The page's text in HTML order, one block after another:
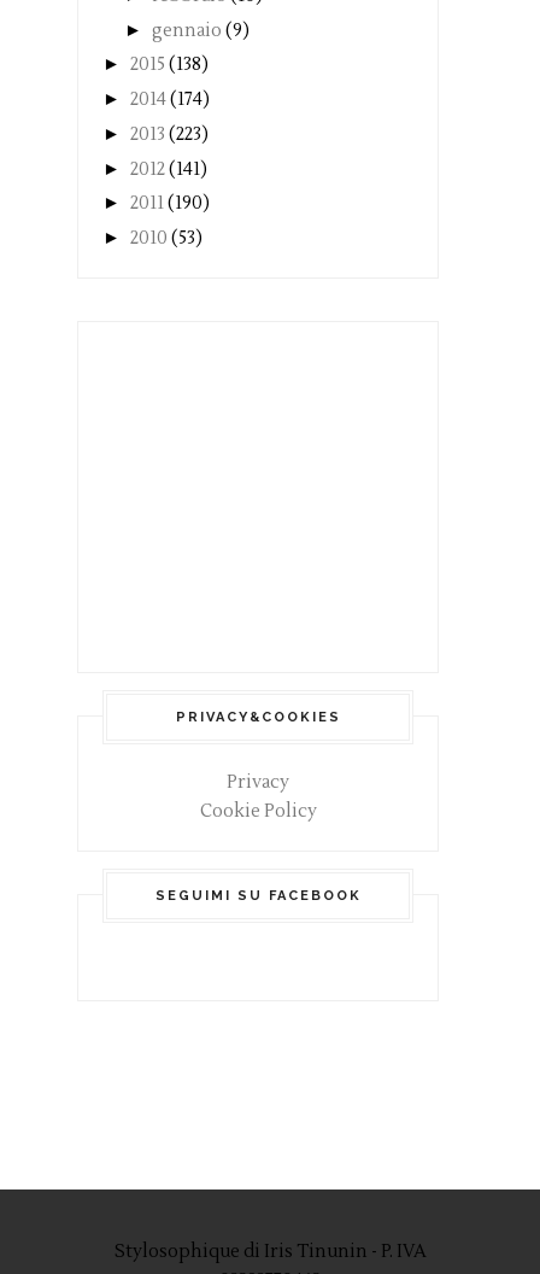
► gennaio (9)
► 2015 (138)
► 2014(174)
► 2013 (223)
► 2012(141)
► 2011(190)
► 2010 (53)
PRIVACY&COOKIES
Privacy
Cookie Policy
SEGUIMI SU FACEBOOK
Stylosophique di Iris Tinunin - P. IVA